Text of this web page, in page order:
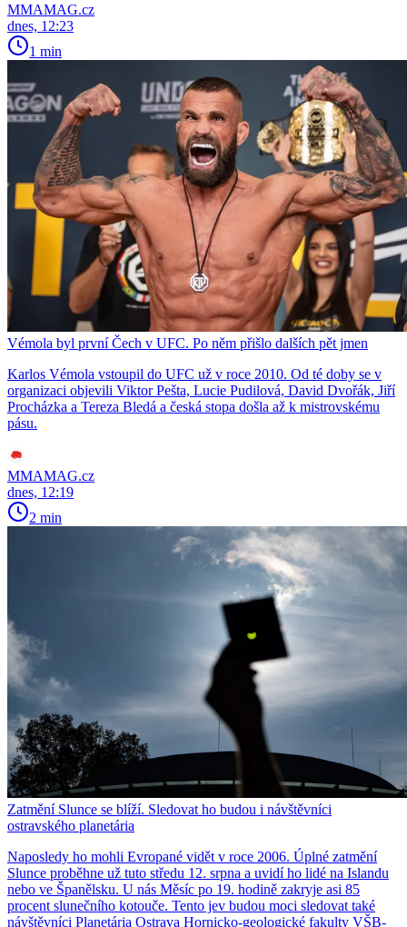
MMAMAG.cz
dnes, 12:23
1 min
Vémola byl první Čech v UFC. Po něm přišlo dalších pět jmen
Karlos Vémola vstoupil do UFC už v roce 2010. Od té doby se v
organizaci objevili Viktor Pešta, Lucie Pudilová, David Dvořák, Jiří
Procházka a Tereza Bledá a česká stopa došla až k mistrovskému
pásu.
MMAMAG.cz
dnes, 12:19
2 min
Zatmění Slunce se blíží. Sledovat ho budou i návštěvníci
ostravského planetária
Naposledy ho mohli Evropané vidět v roce 2006. Úplné zatmění
Slunce proběhne už tuto středu 12. srpna a uvidí ho lidé na Islandu
nebo ve Španělsku. U nás Měsíc po 19. hodině zakryje asi 85
procent slunečního kotouče. Tento jev budou moci sledovat také
návštěvníci Planetária Ostrava Hornicko-geologické fakulty VŠB-